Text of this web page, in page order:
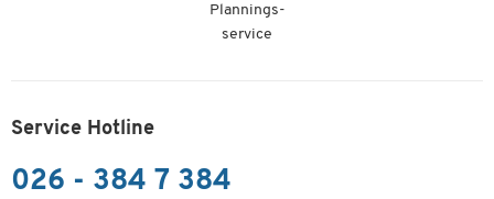
Plannings-
service
Service Hotline
026 - 384 7 384